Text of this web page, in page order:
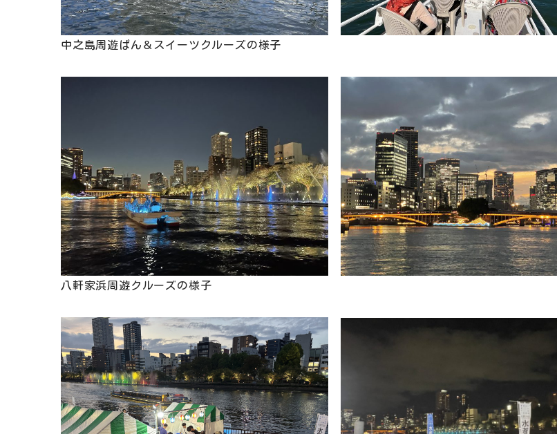
中之島周遊ぱん＆スイーツクルーズの様子
八軒家浜周遊クルーズの様子